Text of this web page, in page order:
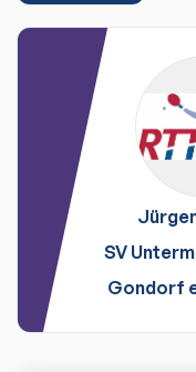
SV
Gondorf